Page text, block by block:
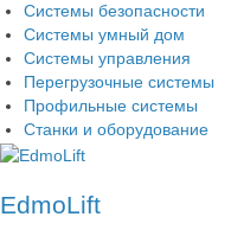
Системы безопасности
Системы умный дом
Системы управления
Перегрузочные системы
Профильные системы
Станки и оборудование
EdmoLift